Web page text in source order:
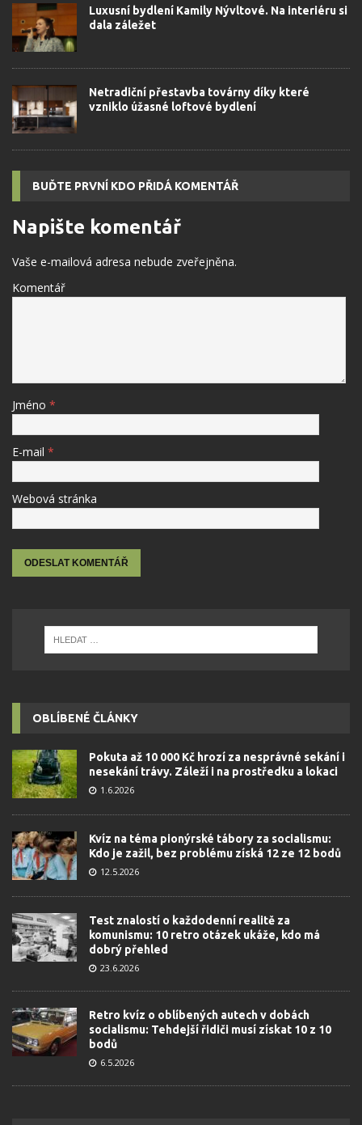
Luxusní bydlení Kamily Nývltové. Na interiéru si
dala záležet
Netradiční přestavba továrny díky které
vzniklo úžasné loftové bydlení
BUĎTE PRVNÍ KDO PŘIDÁ KOMENTÁŘ
Napište komentář
Vaše e-mailová adresa nebude zveřejněna.
Komentář
Jméno *
E-mail *
Webová stránka
OBLÍBENÉ ČLÁNKY
Pokuta až 10 000 Kč hrozí za nesprávné sekání i
nesekání trávy. Záleží i na prostředku a lokaci
1.6.2026
Kvíz na téma pionýrské tábory za socialismu:
Kdo je zažil, bez problému získá 12 ze 12 bodů
12.5.2026
Test znalostí o každodenní realitě za
komunismu: 10 retro otázek ukáže, kdo má
dobrý přehled
23.6.2026
Retro kvíz o oblíbených autech v dobách
socialismu: Tehdejší řidiči musí získat 10 z 10
bodů
6.5.2026